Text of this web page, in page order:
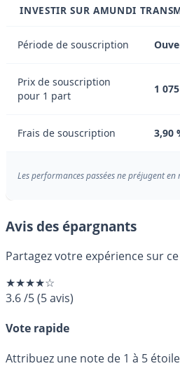
INVESTIR SUR AMUNDI
Période de souscription
Prix de souscription
pour 1 part
1
Frais de souscription 3,90
Les performances passées ne préjugent
Avis des épargnants
Partagez votre expérience sur
★★★★☆
3.6/5(5avis)
Vote rapide
Attribuez une note de 1 à 5